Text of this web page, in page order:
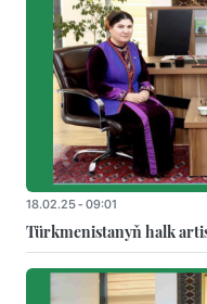
18.02.25 - 09:01
Türkmenistanyň halk